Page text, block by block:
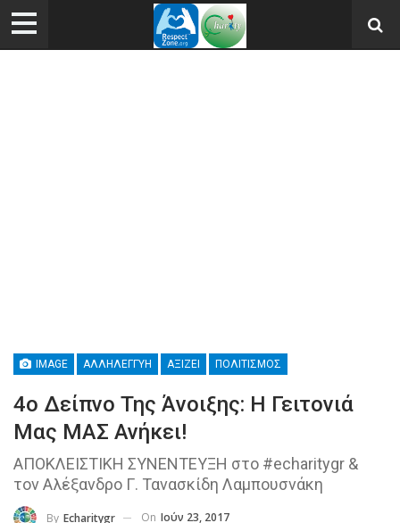
IMAGE ΑΛΛΗΛΕΓΓΎΗ ΑΞΊΖΕΙ ΠΟΛΙΤΙΣΜΌΣ
4ο Δείπνο Της Άνοιξης: Η Γειτονιά
Μας ΜΑΣ Ανήκει!
ΑΠΟΚΛΕΙΣΤΙΚΗ ΣΥΝΕΝΤΕΥΞΗ στο #echaritygr &
τον Αλέξανδρο Γ. Τανασκίδη Λαμπουσνάκη
By Echaritygr On Ιούν 23, 2017